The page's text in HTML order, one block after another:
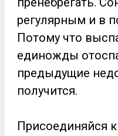
регулярным и в
Потому что
единожды
предыдущие
получится.
Присоединяйся